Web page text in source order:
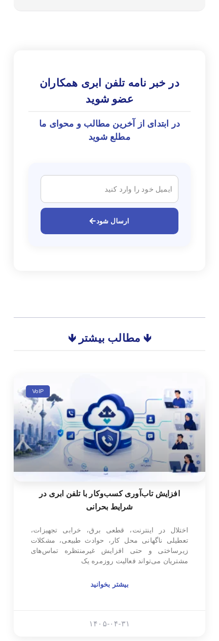
در خبر نامه تلفن ابری همکاران
عضو شوید
در ابتدای از آخرین مطالب و محوای ما
مطلع شوید
ارسال شود
🡻 مطالب بیشتر 🡻
VoIP
افزایش تاب‌آوری کسب‌وکار با تلفن ابری در
شرایط بحرانی
اختلال در اینترنت، قطعی برق، خرابی تجهیزات،
تعطیلی ناگهانی محل کار، حوادث طبیعی، مشکلات
زیرساختی و حتی افزایش غیرمنتظره تماس‌های
مشتریان می‌تواند فعالیت روزمره یک
بیشتر بخوانید
۱۴۰۵-۰۴-۳۱